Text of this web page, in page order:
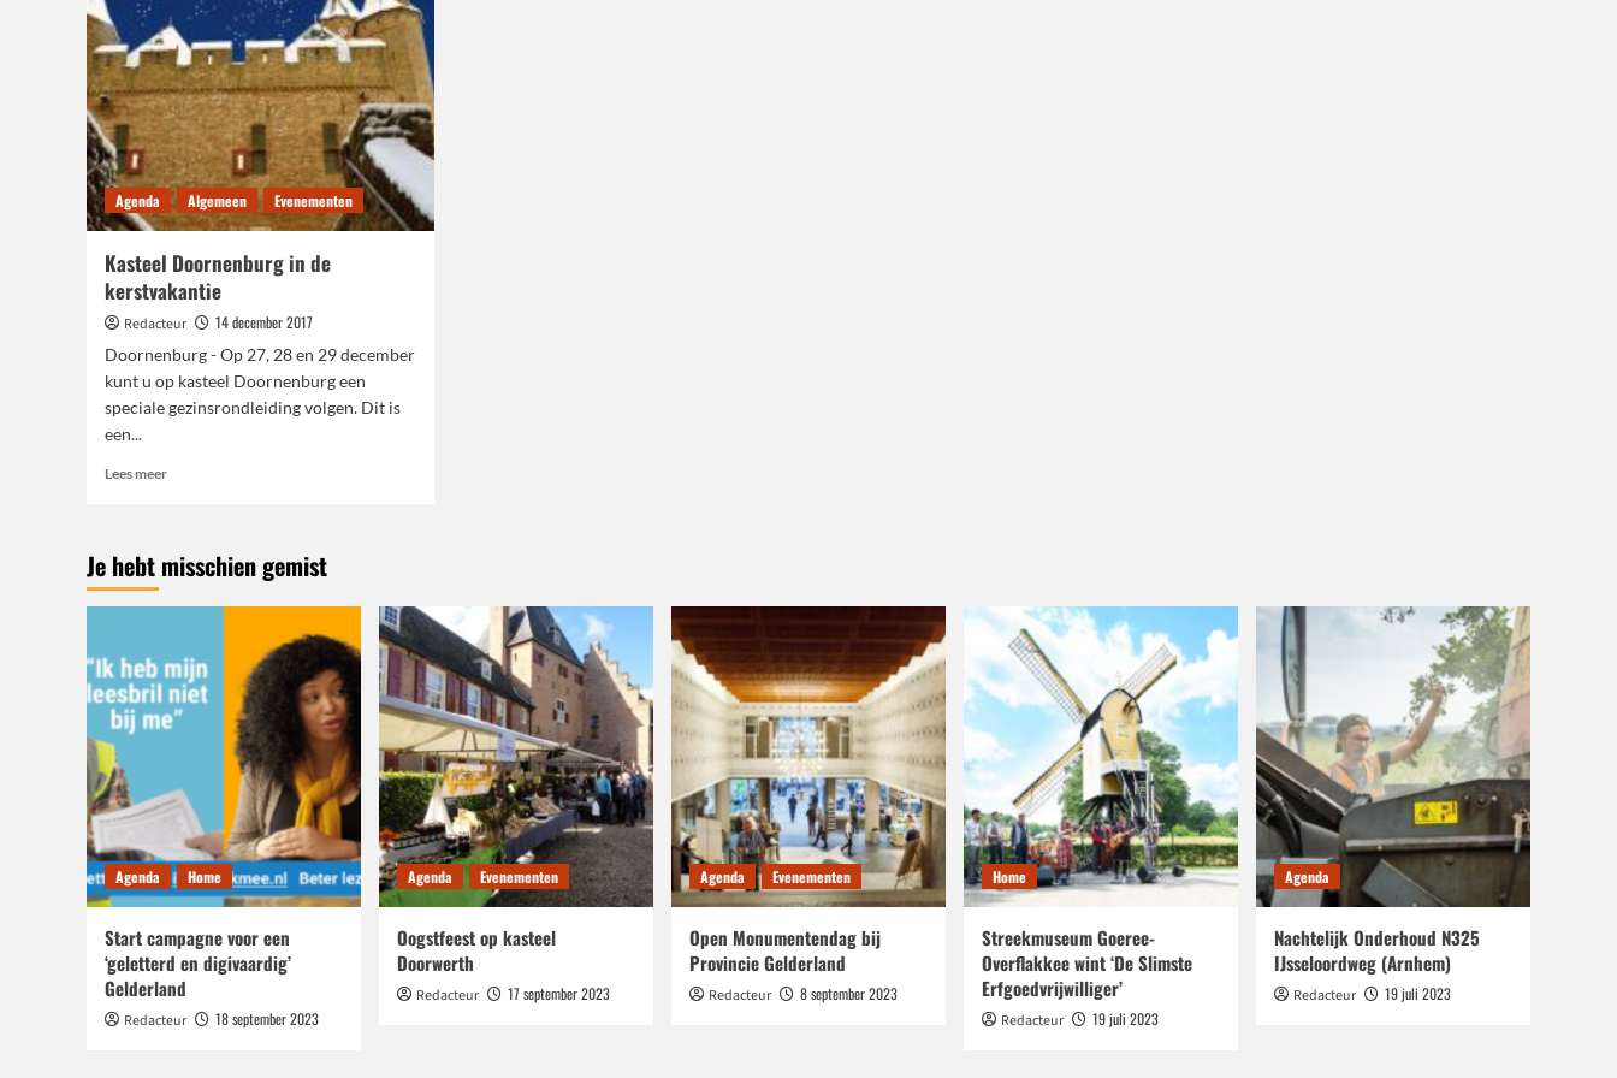
Agenda Algemeen Evenementen
Kasteel Doornenburg in de
kerstvakantie
Redacteur
14 december 2017
Doornenburg - Op 27, 28 en 29 december
kunt u op kasteel Doornenburg een
speciale gezinsrondleiding volgen. Dit is
een...
Lees meerLees
Doornenburg
de
Je hebt misschien gemist
Agenda Home
Start campagne voor een
‘geletterd en digivaardig’
Gelderland
Redacteur 18 september 2023
Agenda Evenementen
Oogstfeest op kasteel
Doorwerth
Redacteur 17 september 2023
Agenda Evenementen
Open Monumentendag bij
Provincie Gelderland
Redacteur 8 september 2023
Home
Streekmuseum Goeree-
Overflakkee wint ‘De Slimste
Erfgoedvrijwilliger’
Redacteur 19 juli 2023
Agenda
Nachtelijk Onderhoud N325
IJsseloordweg (Arnhem)
Redacteur 19 juli 2023